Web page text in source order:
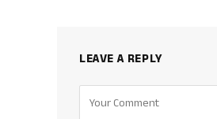
LEAVE A REPLY